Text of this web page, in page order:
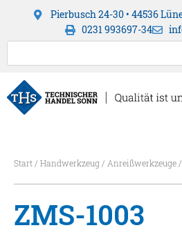
Pierbusch 24-30 • 44536
0231 993697-34
Start/ Handwerkzeug/ Anreißwerkzeuge
ZMS-1003